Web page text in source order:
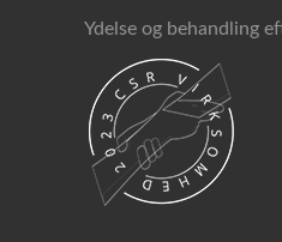
Ydelse og behandling